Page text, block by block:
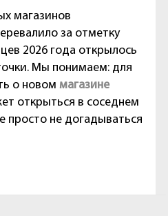
магазинов
за отметку
2026 года открылось
Мы понимаем: для
о новом магазине
открыться в соседнем
просто не догадываться